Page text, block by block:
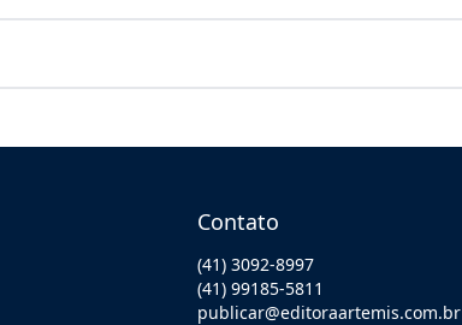
Contato
(41) 3092-8997
(41) 99185-5811
publicar@editoraartemis.com.br